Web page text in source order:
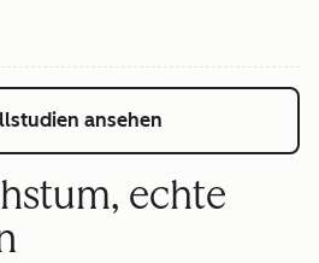
ansehen
echte